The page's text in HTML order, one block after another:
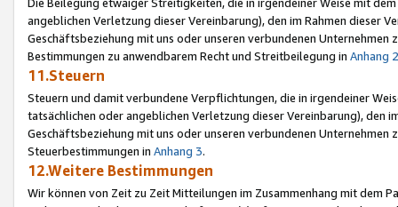
angeblichen Verletzung dieser Vereinbarung), den im Rahmen dieser
Geschäftsbeziehung mit uns oder unseren verbundenen
Bestimmungen zu anwendbarem Recht und Streitbeilegung in Anhang 2
11.Steuern
Steuern und damit verbundene Verpflichtungen, die in irgendeiner
tatsächlichen oder angeblichen Verletzung dieser Vereinbarung), den
Geschäftsbeziehung mit uns oder unseren verbundenen
Steuerbestimmungen in Anhang 3.
12.Weitere Bestimmungen
Wir können von Zeit zu Zeit Mitteilungen im Zusammenhang mit dem